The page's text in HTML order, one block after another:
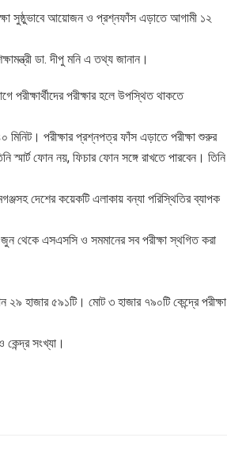
সুষ্ঠুভাবে আয়োজন ও প্রশ্নফাঁস এড়াতে আগামী ১২
ডা. দীপু মনি এ তথ্য জানান।
পরীক্ষার্থীদের পরীক্ষার হলে উপস্থিত থাকতে
মিনিট। পরীক্ষার প্রশ্নপত্র ফাঁস এড়াতে পরীক্ষা শুরুর
স্মার্ট ফোন নয়, ফিচার ফোন সঙ্গে রাখতে পারবেন। তিনি
দেশের কয়েকটি এলাকায় বন্যা পরিস্থিতির ব্যাপক
জুন থেকে এসএসসি ও সমমানের সব পরীক্ষা স্থগিত করা
২৯ হাজার ৫৯১টি। মোট ৩ হাজার ৭৯০টি কেন্দ্রে পরীক্ষা
কেন্দ্র সংখ্যা।